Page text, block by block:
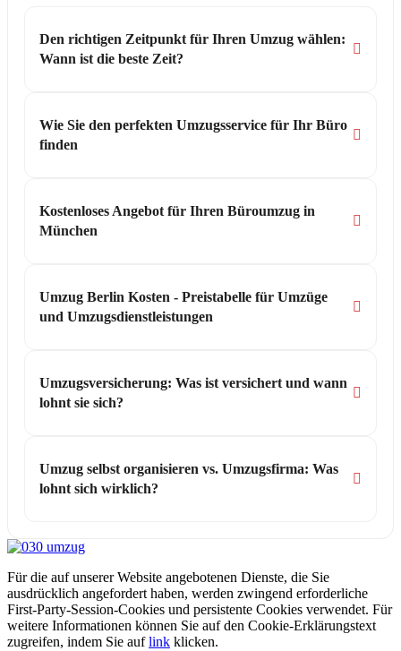
Den richtigen Zeitpunkt für Ihren Umzug wählen:
Wann ist die beste Zeit?
Wie Sie den perfekten Umzugsservice für Ihr Büro
finden
Kostenloses Angebot für Ihren Büroumzug in
München
Umzug Berlin Kosten - Preistabelle für Umzüge
und Umzugsdienstleistungen
Umzugsversicherung: Was ist versichert und wann
lohnt sie sich?
Umzug selbst organisieren vs. Umzugsfirma: Was
lohnt sich wirklich?
Für die auf unserer Website angebotenen Dienste, die Sie
ausdrücklich angefordert haben, werden zwingend erforderliche
First-Party-Session-Cookies und persistente Cookies verwendet. Für
weitere Informationen können Sie auf den Cookie-Erklärungstext
zugreifen, indem Sie auflink klicken.